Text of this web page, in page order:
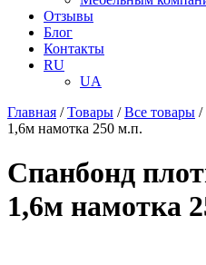
Отзывы
Блог
Контакты
RU
UA
Главная /Товары /Все товары /
1,6м намотка 250 м.п.
Спанбонд
1,6м намотка